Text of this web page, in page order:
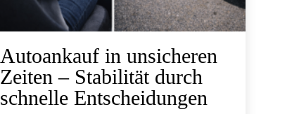
Autoankauf in unsicheren
Zeiten – Stabilität durch
schnelle Entscheidungen